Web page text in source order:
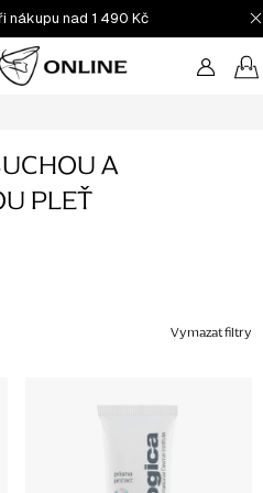
nákupu nad 1 490 Kč
A
PLEŤ
Vymazat filtry